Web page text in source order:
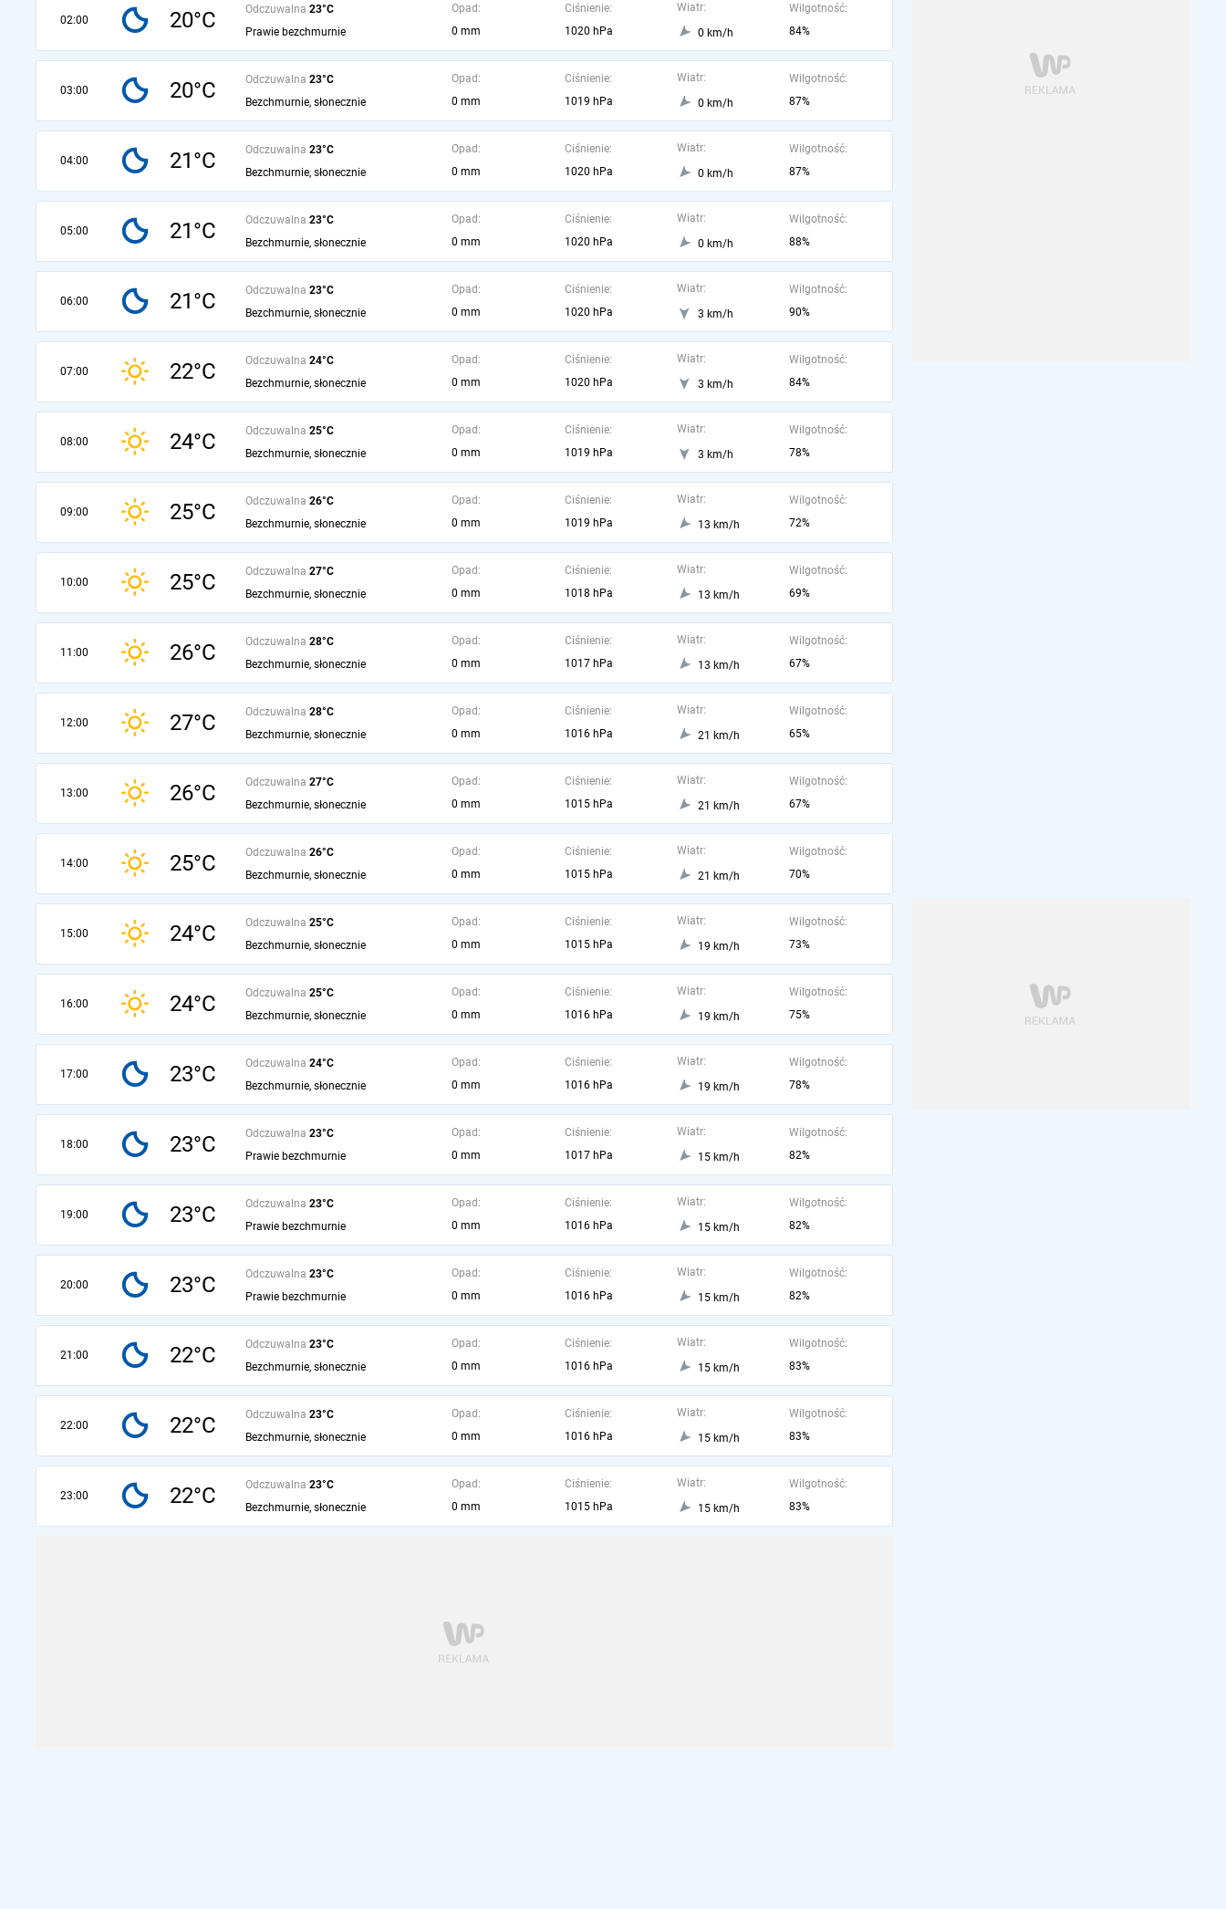
02:00 20°C Odczuwalna 23°C
Prawie bezchmurnie
Opad:
0 mm
Ciśnienie:
1020 hPa
Wiatr:
0 km/h
Wilgotność:
84%
03:00 20°C Odczuwalna 23°C
Bezchmurnie, słonecznie
Opad:
0 mm
Ciśnienie:
1019 hPa
Wiatr:
0 km/h
Wilgotność:
87%
04:00 21°C Odczuwalna 23°C
Bezchmurnie, słonecznie
Opad:
0 mm
Ciśnienie:
1020 hPa
Wiatr:
0 km/h
Wilgotność:
87%
05:00 21°C Odczuwalna 23°C
Bezchmurnie, słonecznie
Opad:
0 mm
Ciśnienie:
1020 hPa
Wiatr:
0 km/h
Wilgotność:
88%
06:00 21°C Odczuwalna 23°C
Bezchmurnie, słonecznie
Opad:
0 mm
Ciśnienie:
1020 hPa
Wiatr:
3 km/h
Wilgotność:
90%
07:00 22°C Odczuwalna 24°C
Bezchmurnie, słonecznie
Opad:
0 mm
Ciśnienie:
1020 hPa
Wiatr:
3 km/h
Wilgotność:
84%
08:00 24°C Odczuwalna 25°C
Bezchmurnie, słonecznie
Opad:
0 mm
Ciśnienie:
1019 hPa
Wiatr:
3 km/h
Wilgotność:
78%
09:00 25°C Odczuwalna 26°C
Bezchmurnie, słonecznie
Opad:
0 mm
Ciśnienie:
1019 hPa
Wiatr:
13 km/h
Wilgotność:
72%
10:00 25°C Odczuwalna 27°C
Bezchmurnie, słonecznie
Opad:
0 mm
Ciśnienie:
1018 hPa
Wiatr:
13 km/h
Wilgotność:
69%
11:00 26°C Odczuwalna 28°C
Bezchmurnie, słonecznie
Opad:
0 mm
Ciśnienie:
1017 hPa
Wiatr:
13 km/h
Wilgotność:
67%
12:00 27°C Odczuwalna 28°C
Bezchmurnie, słonecznie
Opad:
0 mm
Ciśnienie:
1016 hPa
Wiatr:
21 km/h
Wilgotność:
65%
13:00 26°C Odczuwalna 27°C
Bezchmurnie, słonecznie
Opad:
0 mm
Ciśnienie:
1015 hPa
Wiatr:
21 km/h
Wilgotność:
67%
14:00 25°C Odczuwalna 26°C
Bezchmurnie, słonecznie
Opad:
0 mm
Ciśnienie:
1015 hPa
Wiatr:
21 km/h
Wilgotność:
70%
15:00 24°C Odczuwalna 25°C
Bezchmurnie, słonecznie
Opad:
0 mm
Ciśnienie:
1015 hPa
Wiatr:
19 km/h
Wilgotność:
73%
16:00 24°C Odczuwalna 25°C
Bezchmurnie, słonecznie
Opad:
0 mm
Ciśnienie:
1016 hPa
Wiatr:
19 km/h
Wilgotność:
75%
17:00 23°C Odczuwalna 24°C
Bezchmurnie, słonecznie
Opad:
0 mm
Ciśnienie:
1016 hPa
Wiatr:
19 km/h
Wilgotność:
78%
18:00 23°C Odczuwalna 23°C
Prawie bezchmurnie
Opad:
0 mm
Ciśnienie:
1017 hPa
Wiatr:
15 km/h
Wilgotność:
82%
19:00 23°C Odczuwalna 23°C
Prawie bezchmurnie
Opad:
0 mm
Ciśnienie:
1016 hPa
Wiatr:
15 km/h
Wilgotność:
82%
20:00 23°C Odczuwalna 23°C
Prawie bezchmurnie
Opad:
0 mm
Ciśnienie:
1016 hPa
Wiatr:
15 km/h
Wilgotność:
82%
21:00 22°C Odczuwalna 23°C
Bezchmurnie, słonecznie
Opad:
0 mm
Ciśnienie:
1016 hPa
Wiatr:
15 km/h
Wilgotność:
83%
22:00 22°C Odczuwalna 23°C
Bezchmurnie, słonecznie
Opad:
0 mm
Ciśnienie:
1016 hPa
Wiatr:
15 km/h
Wilgotność:
83%
23:00 22°C Odczuwalna 23°C
Bezchmurnie, słonecznie
Opad:
0 mm
Ciśnienie:
1015 hPa
Wiatr:
15 km/h
Wilgotność:
83%